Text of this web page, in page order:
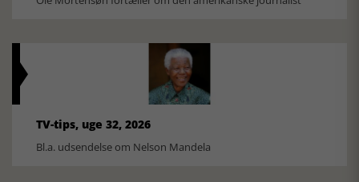
TV-tips, uge 32, 2026
Bl.a. udsendelse om Nelson Mandela